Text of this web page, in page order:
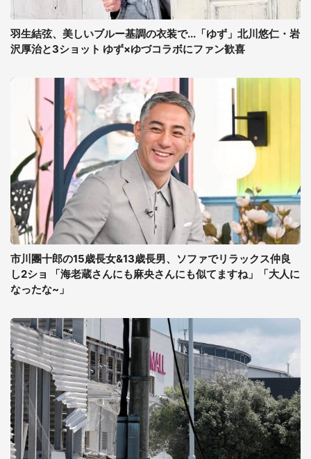
羽生結弦、美しいブルー基調の衣装で...「ゆず」北川悠仁・岩
沢厚治と3ショット ゆず×ゆづコラボにファン歓喜
市川團十郎の15歳長女&13歳長男、ソファでリラックス仲良
し2ショ 「海老蔵さんにも麻央さんにも似てますね」「大人に
なったな~」